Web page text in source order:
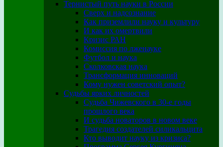
Тернистый путь науки в России
Сверх и надсознание
Как приземлили науку и культуру
И как их омертвили
Кризис РАН
Комиссия по лженауке
Футбол и наука
Сколковская наука
Трансформация инноваций
Кому нужен советский опыт?
Судьбы ярких личностей
Судьба Чижевского в 30-е годы
прошлого века
И судьба новаторов в новом веке
Трагедия создателей силикальцита
Кто выводит науку из кризиса?